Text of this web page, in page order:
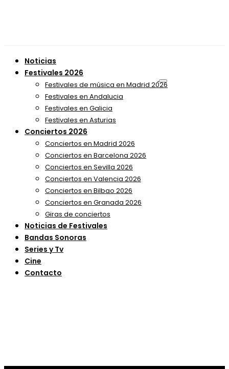
Noticias
Festivales 2026
Festivales de música en Madrid 2026
Festivales en Andalucia
Festivales en Galicia
Festivales en Asturias
Conciertos 2026
Conciertos en Madrid 2026
Conciertos en Barcelona 2026
Conciertos en Sevilla 2026
Conciertos en Valencia 2026
Conciertos en Bilbao 2026
Conciertos en Granada 2026
Giras de conciertos
Noticias de Festivales
Bandas Sonoras
Series y Tv
Cine
Contacto